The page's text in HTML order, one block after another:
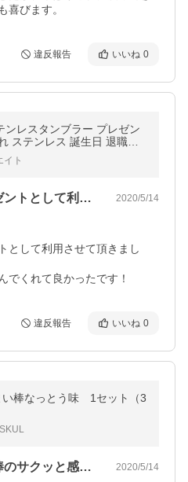
喜びます。
違反報告 いいね 0
ンレスタンブラー プレゼン
祝い 記念日 420ml 送料無
イト
父親の還暦祝いのプレゼントとして利用さ… 2020/5/14
として利用させて頂きまし
でくれて良かったです！
違反報告 いいね 0
棒なっとう味 1セット（3
安定の納豆味。うまい棒のサクッと感はあ… 2020/5/14